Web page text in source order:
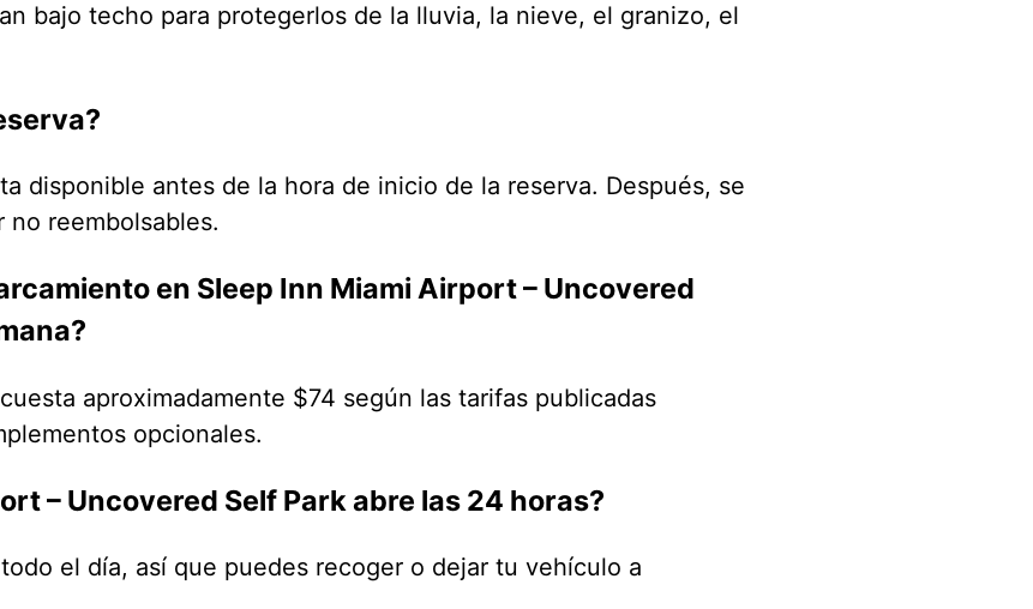
bajo techo para protegerlos de la lluvia, la nieve, el granizo, el
disponible antes de la hora de inicio de la reserva. Después, se
no reembolsables.
en Sleep Inn Miami Airport – Uncovered
aproximadamente $74 según las tarifas publicadas
opcionales.
– Uncovered Self Park abre las 24 horas?
el día, así que puedes recoger o dejar tu vehículo a